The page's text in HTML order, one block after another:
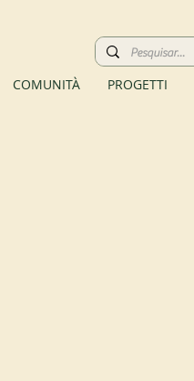
COMUNITÀ PROGETTI